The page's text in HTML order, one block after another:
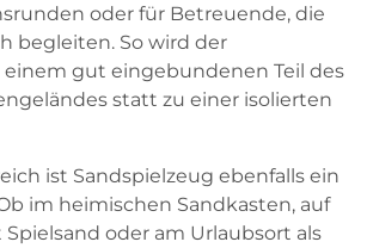
oder für Betreuende, die
begleiten. So wird der
einem gut eingebundenen Teil des
statt zu einer isolierten
ist Sandspielzeug ebenfalls ein
im heimischen Sandkasten, auf
Spielsand oder am Urlaubsort als